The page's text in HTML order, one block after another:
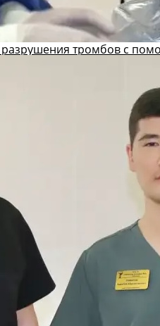
тромбов с